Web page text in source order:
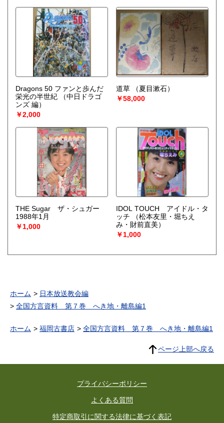
Dragons 50 ファンと歩んだ
栄光の半世紀
（中日ドラゴ
ンズ 編）
￥2,000
道草
（夏目漱石）
￥58,000
THE Sugar ザ・シュガー
1988年1月
￥1,000
IDOL TOUCH アイドル・タ
ッチ
（松本友里・堀ちえ
み・財前直美）
￥1,000
ホーム
日本放送教会編
全国方言資料 第７巻 へき地・離島編1
ホーム 福岡古書店 全国方言資料 第７巻 へき地・離島編1
ページ上部へ戻る
プライバシーポリシー
よくある質問
特定商取引に関する法律に基づく表記